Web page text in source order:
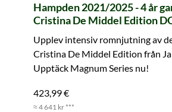
Hampden 2021/2025 - 4 år
Cristina De Middel Edition
(Velier) (1,5 liter)
Upplev intensiv romnjutning av
Cristina De Middel Edition från
Upptäck Magnum Series nu!
423,99 €
≈ 4 641 kr ***